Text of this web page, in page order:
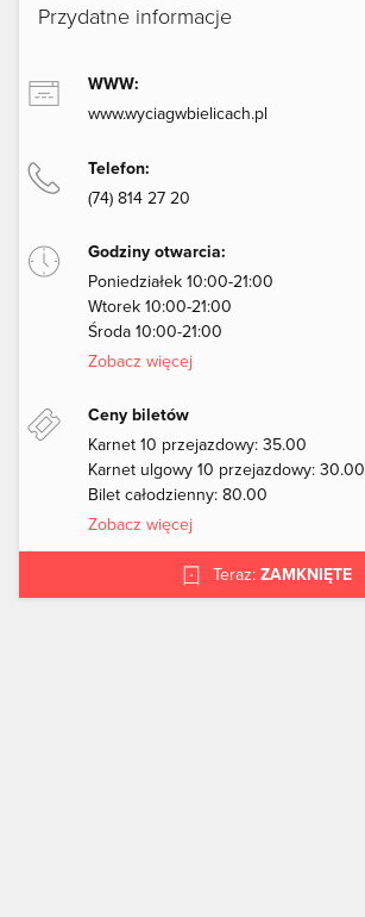
Przydatne informacje
WWW:
www.wyciagwbielicach.pl
Telefon:
(74) 814 27 20
Godziny otwarcia:
Poniedziałek 10:00-21:00
Wtorek 10:00-21:00
Środa 10:00-21:00
Zobacz więcej
Ceny biletów
Kar­net 10 prze­jaz­do­wy: 35.00
Kar­net ulgo­wy 10 prze­jaz­do­wy: 30.00
Bi­let ca­ło­dzien­ny: 80.00
Zobacz więcej
Teraz:ZAMKNIĘTE